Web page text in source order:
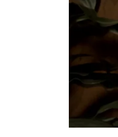
neox
Madrid
Publicado: